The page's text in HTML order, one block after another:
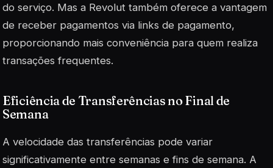
do serviço. Mas a Revolut também oferece a vantagem
de receber pagamentos via links de pagamento,
proporcionando mais conveniência para quem realiza
transações frequentes.
Eficiência de Transferências no Final de
Semana
A velocidade das transferências pode variar
significativamente entre semanas e fins de semana. A